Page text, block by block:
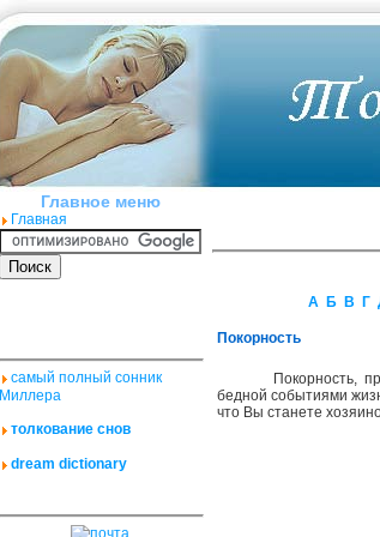
Главное меню
Главная
самый полный сонник
Миллера
толкование снов
dream dictionary
А Б В Г
Покорность
Покорность,
бедной событиями
что Вы станете